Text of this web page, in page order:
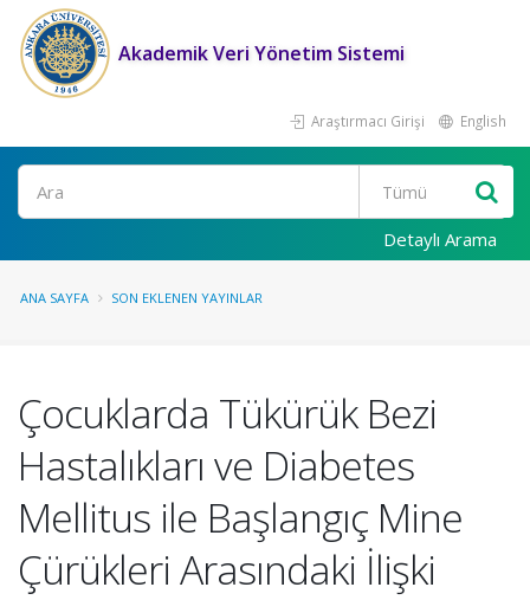
Akademik Veri Yönetim Sistemi
Araştırmacı Girişi English
Ara
Detaylı Arama
ANA SAYFA SON EKLENEN YAYINLAR
Çocuklarda Tükürük Bezi
Hastalıkları ve Diabetes
Mellitus ile Başlangıç Mine
Çürükleri Arasındaki İlişki